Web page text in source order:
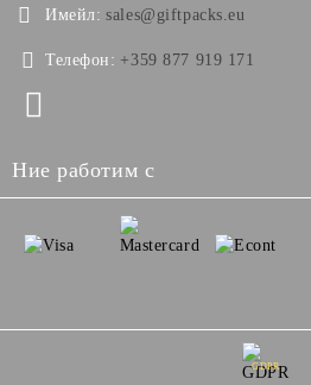
Имейл: sales@giftpacks.eu
Телефон: +359 877 919 171
Ние работим с
GDPR